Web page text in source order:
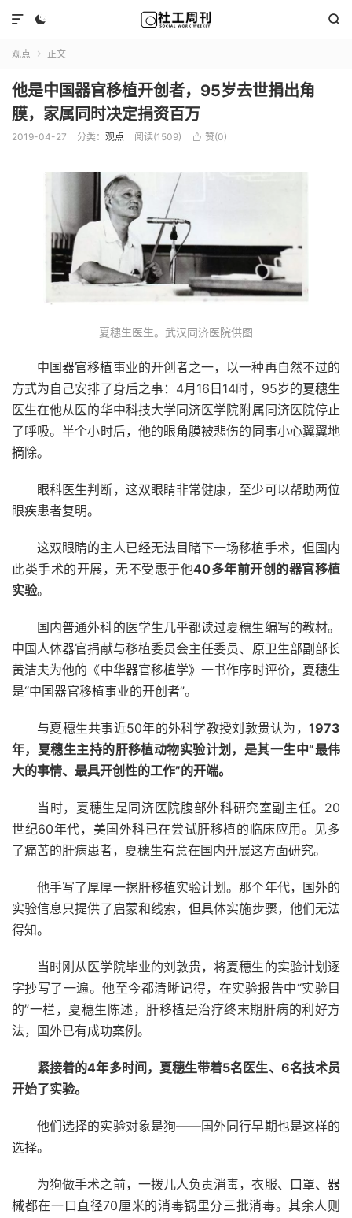
 

观点  正文
他是中国器官移植开创者，95岁去世捐出角
膜，家属同时决定捐资百万
2019-04-27 分类： 观点 阅读(1509)  赞(0)
夏穗生医生。武汉同济医院供图
中国器官移植事业的开创者之一，以一种再自然不过的
方式为自己安排了身后之事：4月16日14时，95岁的夏穗生
医生在他从医的华中科技大学同济医学院附属同济医院停止
了呼吸。半个小时后，他的眼角膜被悲伤的同事小心翼翼地
摘除。
眼科医生判断，这双眼睛非常健康，至少可以帮助两位
眼疾患者复明。
这双眼睛的主人已经无法目睹下一场移植手术，但国内
此类手术的开展，无不受惠于他40多年前开创的器官移植
实验。
国内普通外科的医学生几乎都读过夏穗生编写的教材。
中国人体器官捐献与移植委员会主任委员、原卫生部副部长
黄洁夫为他的《中华器官移植学》一书作序时评价，夏穗生
是“中国器官移植事业的开创者”。
与夏穗生共事近50年的外科学教授刘敦贵认为， 1973
年，夏穗生主持的肝移植动物实验计划，是其一生中“最伟
大的事情、最具开创性的工作”的开端。
当时，夏穗生是同济医院腹部外科研究室副主任。20
世纪60年代，美国外科已在尝试肝移植的临床应用。见多
了痛苦的肝病患者，夏穗生有意在国内开展这方面研究。
他手写了厚厚一摞肝移植实验计划。那个年代，国外的
实验信息只提供了启蒙和线索，但具体实施步骤，他们无法
得知。
当时刚从医学院毕业的刘敦贵，将夏穗生的实验计划逐
字抄写了一遍。他至今都清晰记得，在实验报告中“实验目
的”一栏，夏穗生陈述，肝移植是治疗终末期肝病的利好方
法，国外已有成功案例。
紧接着的4年多时间，夏穗生带着5名医生、6名技术员
开始了实验。
他们选择的实验对象是狗——国外同行早期也是这样的
选择。
为狗做手术之前，一拨儿人负责消毒，衣服、口罩、器
械都在一口直径70厘米的消毒锅里分三批消毒。其余人则